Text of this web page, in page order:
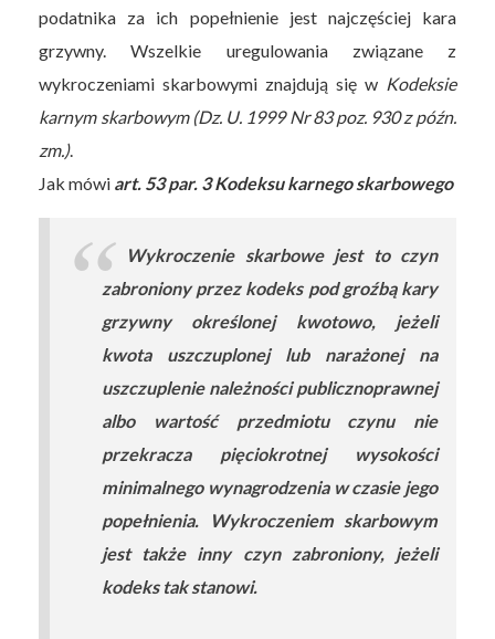
podatnika za ich popełnienie jest najczęściej kara
grzywny. Wszelkie uregulowania związane z
wykroczeniami skarbowymi znajdują się w Kodeksie
karnym skarbowym (Dz. U. 1999 Nr 83 poz. 930 z późn.
zm.).
Jak mówi art. 53 par. 3 Kodeksu karnego skarbowego
Wykroczenie skarbowe jest to czyn
zabroniony przez kodeks pod groźbą kary
grzywny określonej kwotowo, jeżeli
kwota uszczuplonej lub narażonej na
uszczuplenie należności publicznoprawnej
albo wartość przedmiotu czynu nie
przekracza pięciokrotnej wysokości
minimalnego wynagrodzenia w czasie jego
popełnienia. Wykroczeniem skarbowym
jest także inny czyn zabroniony, jeżeli
kodeks tak stanowi.